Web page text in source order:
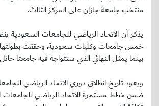
منتخب جامعة جازان على المركز الثالث.
خمس جامعات وكليات سعودية، وحققت بطولتها
بينما يمثل النهائي الذي ستتواجه فيه جامعتا
ضمن خطط مستمرة للاتحاد الرياضي للجامعات